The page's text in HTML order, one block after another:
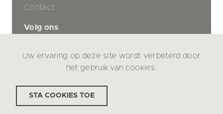
Contact
Volg ons
Privacybeleid
Uw ervaring op deze site wordt verbeterd door
het gebruik van cookies.
STA COOKIES TOE